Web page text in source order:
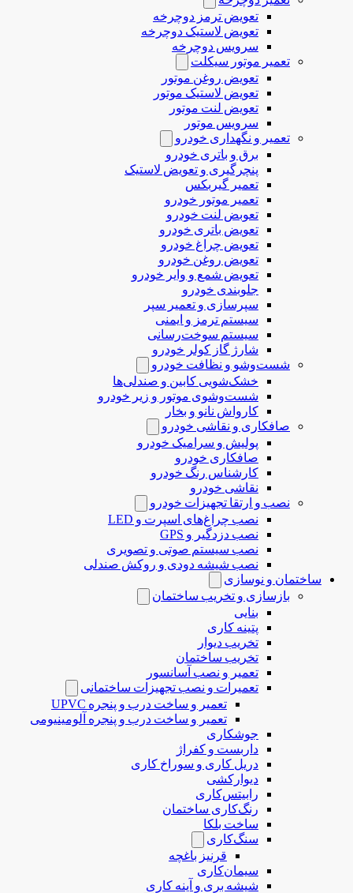
تعویض ترمز دوچرخه
تعویض لاستیک دوچرخه
سرویس دوچرخه
تعمیر موتور سیکلت
تعویض روغن موتور
تعویض لاستیک موتور
تعویض لنت موتور
سرویس موتور
تعمیر و نگهداری خودرو
برق و باتری خودرو
پنچرگیری و تعویض لاستیک
تعمیر گیربکس
تعمیر موتور خودرو
تعوبض لنت خودرو
تعویض باتری خودرو
تعویض چراغ خودرو
تعویض روغن خودرو
تعویض شمع و وایر خودرو
جلوبندی خودرو
سپرسازی و تعمیر سپر
سیستم ترمز و ایمنی
سیستم سوخت‌رسانی
شارژ گاز کولر خودرو
شست‌وشو و نظافت خودرو
خشک‌شویی کابین و صندلی‌ها
شست‌وشوی موتور و زیر خودرو
کارواش نانو و بخار
صافکاری و نقاشی خودرو
پولیش و سرامیک خودرو
صافکاری خودرو
کارشناس رنگ خودرو
نقاشی خودرو
نصب و ارتقا تجهیزات خودرو
نصب چراغ‌های اسپرت و LED
نصب دزدگیر و GPS
نصب سیستم صوتی و تصویری
نصب شیشه دودی و روکش صندلی
ساختمان و نوسازی
بازسازی و تخریب ساختمان
بنایی
پتینه کاری
تخریب دیوار
تخریب ساختمان
تعمیر و نصب آسانسور
تعمیرات و نصب تجهیزات ساختمانی
تعمیر و ساخت درب و پنجره UPVC
تعمیر و ساخت درب و پنجره آلومینیومی
جوشکاری
داربست و کفراژ
دریل کاری و سوراخ کاری
دیوارکشی
رابیتس‌کاری
رنگ‌کاری ساختمان
ساخت بلکا
سنگ‌کاری
قرنیز باغچه
سیمان‌کاری
شیشه بری و آینه کاری